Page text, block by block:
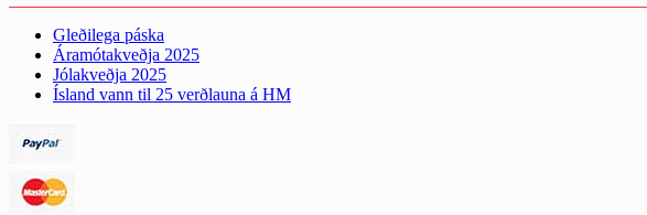
Gleðilega páska
Áramótakveðja 2025
Jólakveðja 2025
Ísland vann til 25 verðlauna á HM